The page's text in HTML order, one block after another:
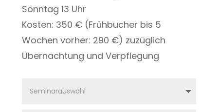
Sonntag 13 Uhr
Kosten: 350 € (Frühbucher bis 5
Wochen vorher: 290 €) zuzüglich
Übernachtung und Verpflegung